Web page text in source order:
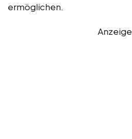
ermöglichen.
Anzeige